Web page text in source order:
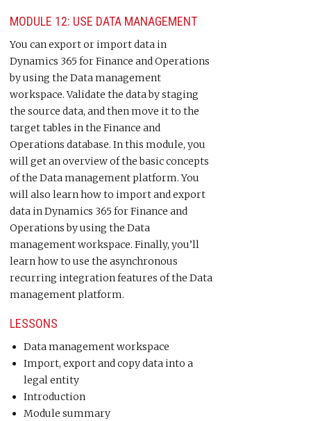
MODULE 12: USE DATA MANAGEMENT
You can export or import data in
Dynamics 365 for Finance and Operations
by using the Data management
workspace. Validate the data by staging
the source data, and then move it to the
target tables in the Finance and
Operations database. In this module, you
will get an overview of the basic concepts
of the Data management platform. You
will also learn how to import and export
data in Dynamics 365 for Finance and
Operations by using the Data
management workspace. Finally, you’ll
learn how to use the asynchronous
recurring integration features of the Data
management platform.
LESSONS
Data management workspace
Import, export and copy data into a
legal entity
Introduction
Module summary